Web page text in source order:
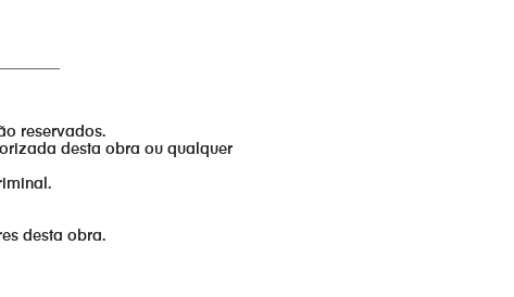
reservados.
desta obra ou qualquer
desta obra.